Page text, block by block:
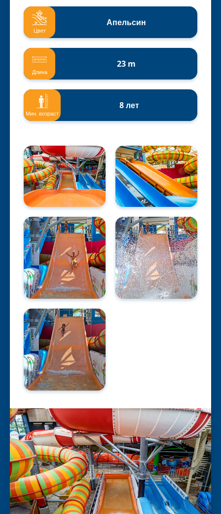
Цвет
Апельсин
Длина
23 m
Мин. возраст
8 лет